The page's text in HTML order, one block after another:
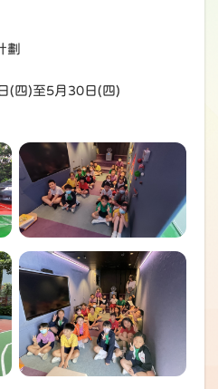
劃
(四)至5月30日(四)